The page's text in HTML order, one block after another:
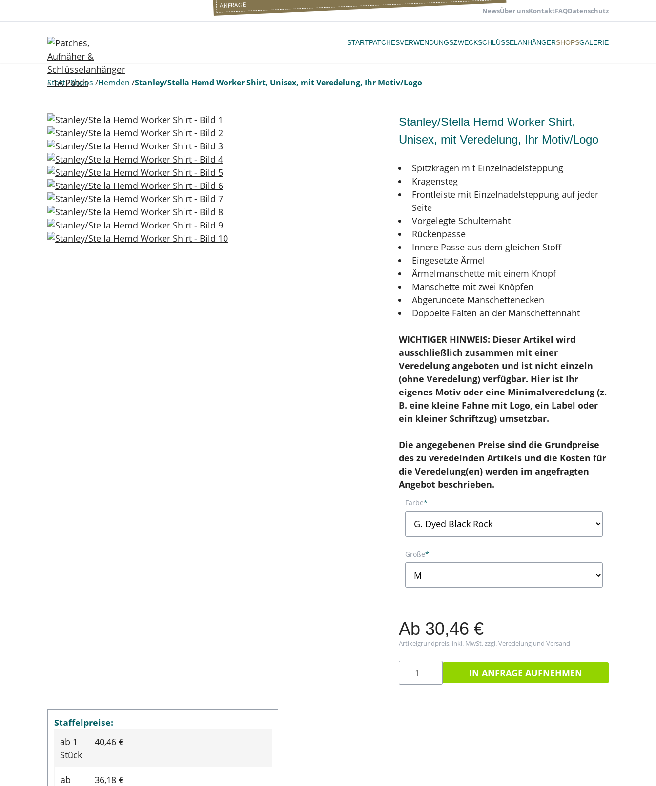
NewsÜber unsKontaktFAQDatenschutz
STARTPATCHESVERWENDUNGSZWECKSCHLÜSSELANHÄNGERSHOPSGALERIE
ANFRAGE
Start Shops Hemden Stanley/Stella Hemd Worker Shirt, Unisex, mit Veredelung, Ihr Motiv/Logo
Stanley/Stella Hemd Worker Shirt,
Unisex, mit Veredelung, Ihr Motiv/Logo
Spitzkragen mit Einzelnadelsteppung
Kragensteg
Frontleiste mit Einzelnadelsteppung auf jeder
Seite
Vorgelegte Schulternaht
Rückenpasse
Innere Passe aus dem gleichen Stoff
Eingesetzte Ärmel
Ärmelmanschette mit einem Knopf
Manschette mit zwei Knöpfen
Abgerundete Manschettenecken
Doppelte Falten an der Manschettennaht
WICHTIGER HINWEIS: Dieser Artikel wird
ausschließlich zusammen mit einer
Veredelung angeboten und ist nicht einzeln
(ohne Veredelung) verfügbar. Hier ist Ihr
eigenes Motiv oder eine Minimalveredelung (z.
B. eine kleine Fahne mit Logo, ein Label oder
ein kleiner Schriftzug) umsetzbar.
Die angegebenen Preise sind die Grundpreise
des zu veredelnden Artikels und die Kosten für
die Veredelung(en) werden im angefragten
Angebot beschrieben.
Farbe*
Größe*
Ab 30,46 €
Artikelgrundpreis, inkl. MwSt. zzgl. Veredelung und Versand
Staffelpreise:
ab 1
Stück
40,46 €
ab
36,18 €